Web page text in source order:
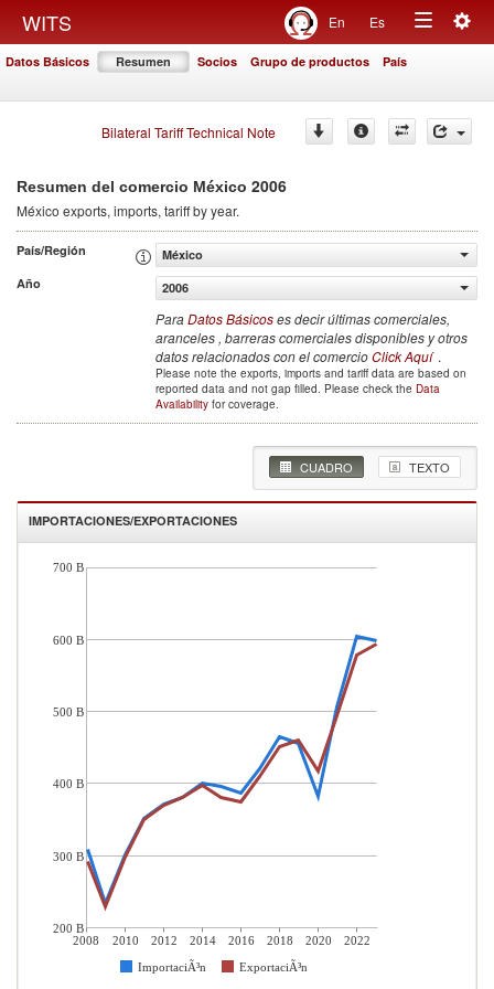
WITS En Es
Toggle
Datos Básicos Resumen Socios Grupo de productos País
Bilateral Tariff Technical Note
Resumen del comercio México 2006
México exports, imports, tariff by year.
País/Región
México
Año
2006
ParaDatos Básicoses decir últimas comerciales,
aranceles , barreras comerciales disponibles y otros
datos relacionados con el comercioClick Aquí .
Please note the exports, imports and tariff data are based on
reported data and not gap filled. Please check the Data
Availability for coverage.
CUADRO TEXTO
IMPORTACIONES/EXPORTACIONES
2008 2010 2012 2014 2016 2018 2020 2022
ImportaciÃ³n ExportaciÃ³n
700 B
600 B
500 B
400 B
300 B
200 B